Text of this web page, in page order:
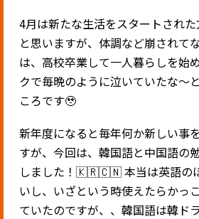
4月は新たな生活をスタートされ
と思いますが、体調など崩されて
は、高校卒業して一人暮らしを始
クで毎晩のように泣いていたな〜
ころです🥹
新年度になると毎年何か新しい事
すが、今回は、韓国語と中国語の
しました！🇰🇷🇨🇳 本当は英語の
いし、いざという時使えたらかっ
ていたのですが、、韓国語は韓ド